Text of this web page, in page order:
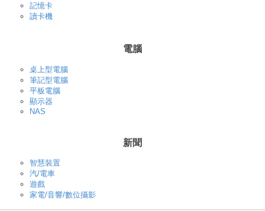
記憶卡
讀卡機
電腦
桌上型電腦
筆記型電腦
平板電腦
顯示器
NAS
新聞
智慧裝置
汽/電車
遊戲
家電/音響/數位攝影